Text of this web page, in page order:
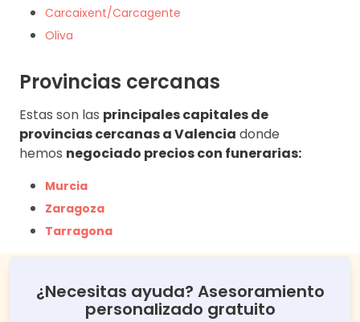
Carcaixent/Carcagente
Oliva
Provincias cercanas
Estas son las principales capitales de
provincias cercanas a Valencia donde
hemos negociado precios con funerarias:
Murcia
Zaragoza
Tarragona
¿Necesitas ayuda? Asesoramiento
personalizado gratuito